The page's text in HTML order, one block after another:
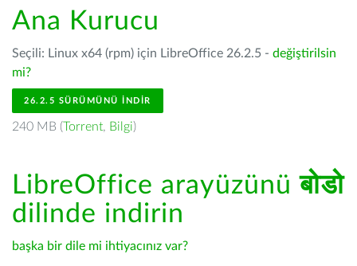
Ana Kurucu
Seçili: Linux x64 (rpm) için LibreOffice 26.2.5 - değiştirilsin
mi?
26.2.5 SÜRÜMÜNÜ İNDIR
240 MB (Torrent, Bilgi)
LibreOffice arayüzünüबोडो
dilinde indirin
başka bir dile mi ihtiyacınız var?